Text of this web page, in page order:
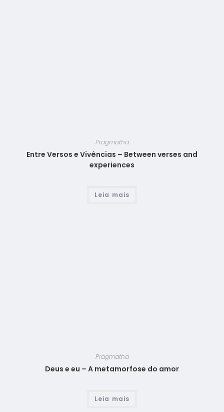
Pragmatha
Entre Versos e Vivências – Between verses and
experiences
Leia mais
Pragmatha
Deus e eu – A metamorfose do amor
Leia mais